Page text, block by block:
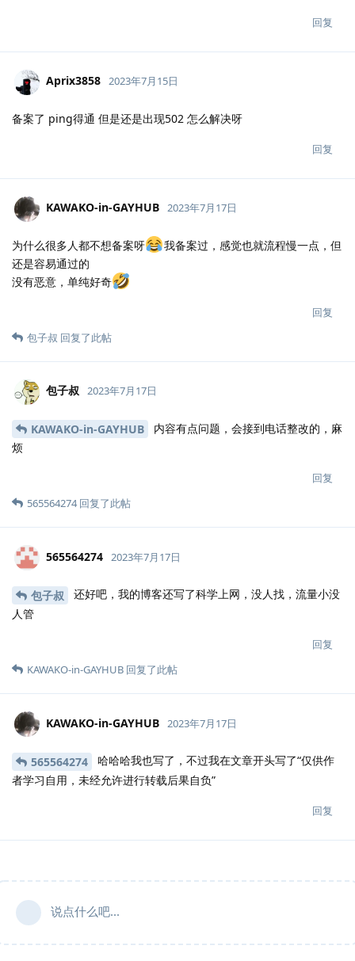
回复
Aprix3858 2023年7月15日
备案了 ping得通 但是还是出现502 怎么解决呀
回复
KAWAKO-in-GAYHUB 2023年7月17日
为什么很多人都不想备案呀
我备案过，感觉也就流程慢一点，但
还是容易通过的
没有恶意，单纯好奇
回复
包子叔 回复了此帖
包子叔 2023年7月17日
KAWAKO-in-GAYHUB
内容有点问题，会接到电话整改的，麻
烦
回复
565564274回复了此帖
565564274 2023年7月17日
包子叔
还好吧，我的博客还写了科学上网，没人找，流量小没
人管
回复
KAWAKO-in-GAYHUB 回复了此帖
KAWAKO-in-GAYHUB 2023年7月17日
565564274
哈哈哈我也写了，不过我在文章开头写了“仅供作
者学习自用，未经允许进行转载后果自负”
回复
说点什么吧...